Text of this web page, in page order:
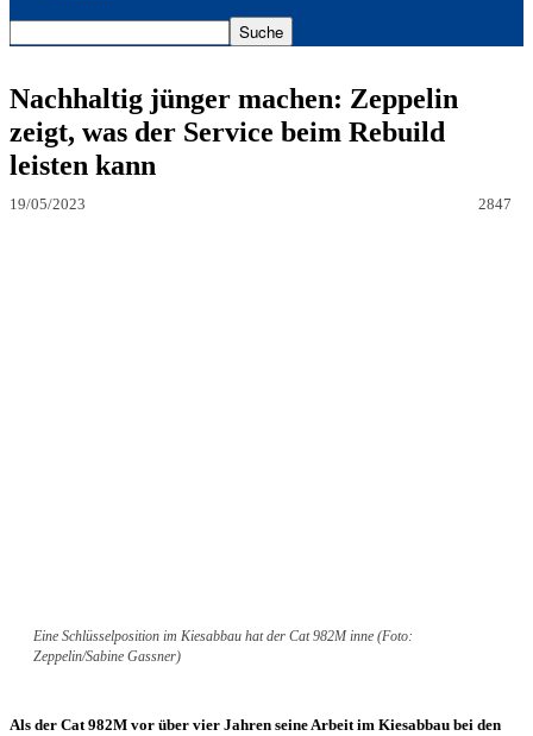
Nachhaltig jünger machen: Zeppelin
zeigt, was der Service beim Rebuild
leisten kann
19/05/2023 2847
Eine Schlüsselposition im Kiesabbau hat der Cat 982M inne (Foto:
Zeppelin/Sabine Gassner)
Als der Cat 982M vor über vier Jahren seine Arbeit im Kiesabbau bei den